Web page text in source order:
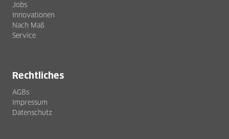
Jobs
Innovationen
Nach Maß
Service
Rechtliches
AGBs
Impressum
Datenschutz